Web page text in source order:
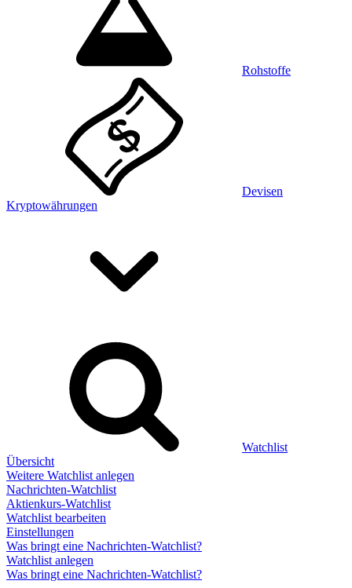
Rohstoffe
Devisen
Kryptowährungen
Watchlist
Übersicht
Weitere Watchlist anlegen
Nachrichten-Watchlist
Aktienkurs-Watchlist
Watchlist bearbeiten
Einstellungen
Was bringt eine Nachrichten-Watchlist?
Watchlist anlegen
Was bringt eine Nachrichten-Watchlist?